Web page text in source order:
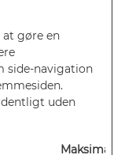
gøre en
side-navigation
uden
Maksimal